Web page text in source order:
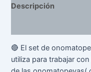
Descripción
🔴 El set de
utiliza para trabajar